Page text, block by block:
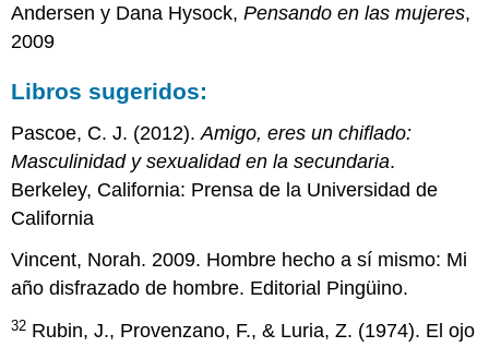
Andersen y Dana Hysock,Pensando en las mujeres,
2009
Libros sugeridos:
Pascoe, C. J. (2012).Amigo, eres un chiflado:
Masculinidad y sexualidad en la secundaria.
Berkeley, California: Prensa de la Universidad de
California
Vincent, Norah. 2009. Hombre hecho a sí mismo: Mi
año disfrazado de hombre. Editorial Pingüino.
32 Rubin, J., Provenzano, F., & Luria, Z. (1974). El ojo